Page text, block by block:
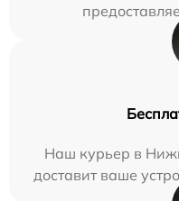
Наш курьер в
доставит ваше